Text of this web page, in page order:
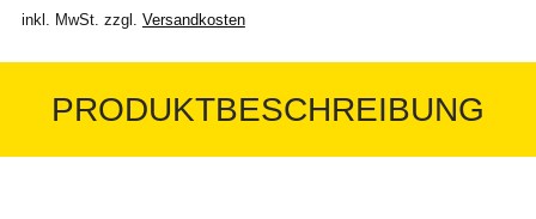
inkl. MwSt. zzgl. Versandkosten
PRODUKTBESCHREIBUNG